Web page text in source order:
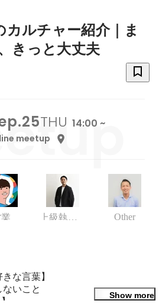
ルチャー紹介｜ま
きっと大丈夫
THU 14:00 ~
meetup
上級執行役員 CSO Other
な言葉】
いこと
Show more